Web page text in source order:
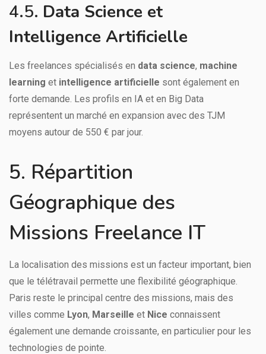
4.5. Data Science et
Intelligence Artificielle
Les freelances spécialisés en data science, machine
learning et intelligence artificielle sont également en
forte demande. Les profils en IA et en Big Data
représentent un marché en expansion avec des TJM
moyens autour de 550 € par jour.
5. Répartition
Géographique des
Missions Freelance IT
La localisation des missions est un facteur important, bien
que le télétravail permette une flexibilité géographique.
Paris reste le principal centre des missions, mais des
villes comme Lyon, Marseille et Nice connaissent
également une demande croissante, en particulier pour les
technologies de pointe.